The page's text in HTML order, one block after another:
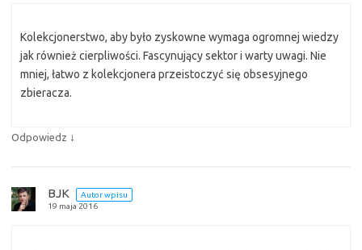
Kolekcjonerstwo, aby było zyskowne wymaga ogromnej wiedzy
jak również cierpliwości. Fascynujący sektor i warty uwagi. Nie
mniej, łatwo z kolekcjonera przeistoczyć się obsesyjnego
zbieracza.
Odpowiedz ↓
BJK
Autor wpisu
19 maja 2016